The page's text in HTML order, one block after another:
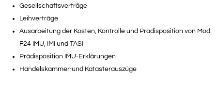
Gesellschaftsverträge
Leihverträge
Ausarbeitung der Kosten, Kontrolle und Prädisposition von Mod.
F24 IMU, IMI und TASI
Prädisposition IMU-Erklärungen
Handelskammer-und Katasterauszüge